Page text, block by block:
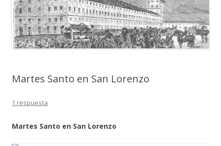
Martes Santo en San Lorenzo
1 respuesta
Martes Santo en San Lorenzo